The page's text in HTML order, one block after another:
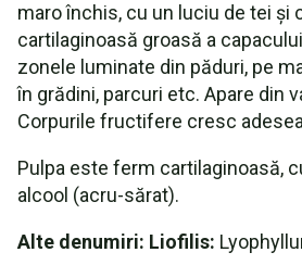
maro închis, cu un luciu de tei și
cartilaginoasă groasă a
zonele luminate din păduri, pe
în grădini, parcuri etc. Apare din
Corpurile fructifere cresc
Pulpa este ferm cartilaginoasă,
alcool (acru-sărat).
Alte denumiri: Liofilis: